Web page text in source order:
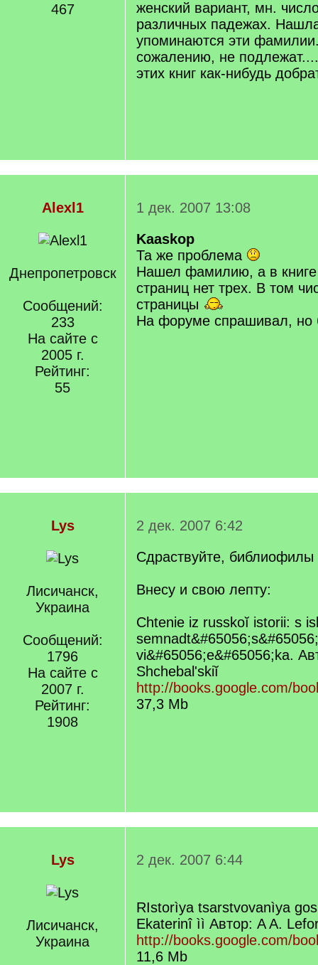
467
женский вариант, мн.
различных падежах.
упоминаются эти
сожалению, не
этих книг как-нибудь
Alexl1
Днепропетровск
Сообщений:
233
На сайте с
2005 г.
Рейтинг:
55
1 дек. 2007 13:08
Kaaskop
Та же проблема
Нашел фамилию, а в книге
страниц нет трех. В том
страницы
На форуме спрашивал, но
Lys
Лисичанск,
Украина
Сообщений:
1796
На сайте с
2007 г.
Рейтинг:
1908
2 дек. 2007 6:42
Сдраствуйте,
Внесу и свою лепту:
Chtenie iz russkoĭ istorii: s
vi&#65056;e&#65056;ka.
Shchebal'skiĭ
http://books.google.com/
37,3 Mb
Lys
Лисичанск,
Украина
2 дек. 2007 6:44
RIstorìya tsarstvovanìya
Ekaterinî ìì Автор: A A.
http://books.google.com/
11,6 Mb